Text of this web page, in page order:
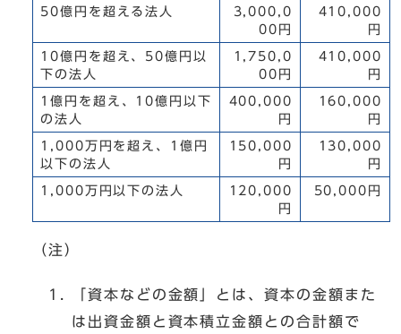
50億円を超える法人
3,000,0
00円
410,000
円
10億円を超え、50億円以
下の法人
1,750,0
00円
410,000
円
1億円を超え、10億円以下
の法人
400,000
円
160,000
円
1,000万円を超え、1億円
以下の法人
150,000
円
130,000
円
1,000万円以下の法人
120,000
円
50,000円
（注）
「資本などの金額」とは、資本の金額また
は出資金額と資本積立金額との合計額で